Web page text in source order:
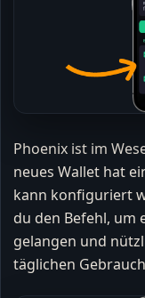
Phoenix ist im
neues Wallet hat
kann konfiguriert
du den Befehl, um
gelangen und
täglichen